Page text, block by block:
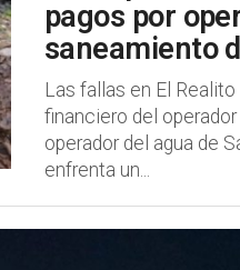
pagos por
saneamiento
Las fallas en El
financiero del
operador del agua de
enfrenta un...